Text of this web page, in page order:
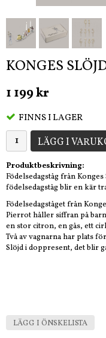
KONGES
1 199 kr
FINNS I LAGER
LÄGG I
Produktbeskrivning:
Födelsedagståg från
födelsedagståg blir en kär
Födelsedagståget från
Pierrot håller siffran på
en stor citron, en gås, ett
Två av vagnarna har plats
Slöjd i doppresent, det blir
LÄGG I ÖNSKELISTA